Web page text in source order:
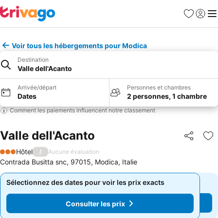
Favoris
Se
Voir tous les hébergements pour Modica
Destination
Valle dell'Acanto
Arrivée/départ
Dates
Personnes et chambres
2 personnes, 1 chambre
Comment les paiements influencent notre classement
Valle dell'Acanto Partager
3 Étoiles
Hôtel / Aucune évaluation
Contrada Busitta snc, 97015, Modica, Italie
Sélectionnez des dates pour voir les prix exacts
Consulter les prix
Sélectionnez des dates pour voir les prix exacts
Consulter les prix